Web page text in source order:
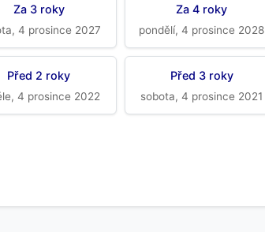
Za 3 roky
4 prosince 2027
Za 4 roky
pondělí, 4 prosince 2028
Před 2 roky
4 prosince 2022
Před 3 roky
sobota, 4 prosince 2021